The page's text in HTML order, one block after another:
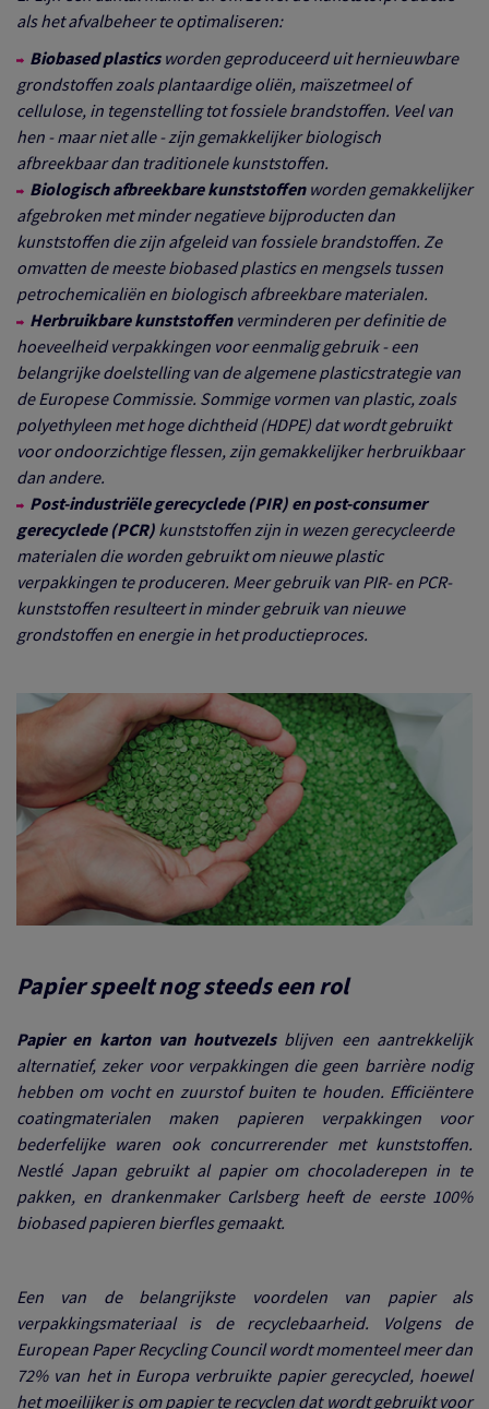
als het afvalbeheer te optimaliseren:
Biobased plastics worden geproduceerd uit hernieuwbare
grondstoffen zoals plantaardige oliën, maïszetmeel of
cellulose, in tegenstelling tot fossiele brandstoffen. Veel van
hen - maar niet alle - zijn gemakkelijker biologisch
afbreekbaar dan traditionele kunststoffen.
Biologisch afbreekbare kunststoffen worden gemakkelijker
afgebroken met minder negatieve bijproducten dan
kunststoffen die zijn afgeleid van fossiele brandstoffen. Ze
omvatten de meeste biobased plastics en mengsels tussen
petrochemicaliën en biologisch afbreekbare materialen.
Herbruikbare kunststoffen verminderen per definitie de
hoeveelheid verpakkingen voor eenmalig gebruik - een
belangrijke doelstelling van de algemene plasticstrategie van
de Europese Commissie. Sommige vormen van plastic, zoals
polyethyleen met hoge dichtheid (HDPE) dat wordt gebruikt
voor ondoorzichtige flessen, zijn gemakkelijker herbruikbaar
dan andere.
Post-industriële gerecyclede (PIR) en post-consumer
gerecyclede (PCR) kunststoffen zijn in wezen gerecycleerde
materialen die worden gebruikt om nieuwe plastic
verpakkingen te produceren. Meer gebruik van PIR- en PCR-
kunststoffen resulteert in minder gebruik van nieuwe
grondstoffen en energie in het productieproces.
Papier speelt nog steeds een rol
Papier en karton van houtvezelsblijven een aantrekkelijk
alternatief, zeker voor verpakkingen die geen barrière nodig
hebben om vocht en zuurstof buiten te houden. Efficiëntere
coatingmaterialen maken papieren verpakkingen voor
bederfelijke waren ook concurrerender met kunststoffen.
Nestlé Japan gebruikt al papier om chocoladerepen in te
pakken, en drankenmaker Carlsberg heeft de eerste 100%
biobased papieren bierfles gemaakt.
Een van de belangrijkste voordelen van papier als
verpakkingsmateriaal is de recyclebaarheid. Volgens de
European Paper Recycling Council wordt momenteel meer dan
72% van het in Europa verbruikte papier gerecycled, hoewel
het moeilijker is om papier te recyclen dat wordt gebruikt voor